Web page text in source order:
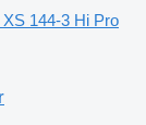
144-3 Hi Pro